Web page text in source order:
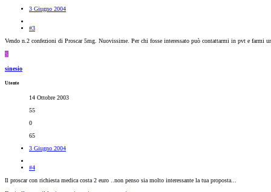
3 Giugno 2004
#3
Vendo n.2 confezioni di Proscar 5mg. Nuovissime. Per chi fosse interessato può contattarmi in pvt e farmi
S
sinesio
Utente
14 Ottobre 2003
55
0
65
3 Giugno 2004
#4
Il proscar con richiesta medica costa 2 euro ..non penso sia molto interessante la tua proposta...